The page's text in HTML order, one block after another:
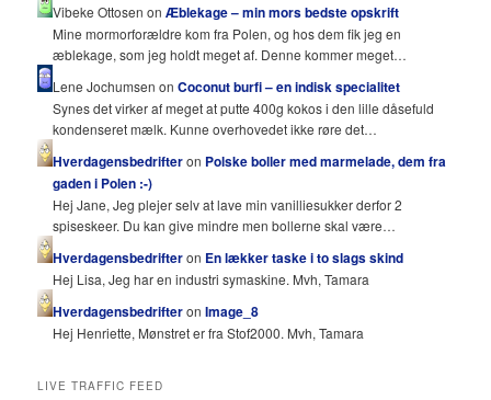
Vibeke Ottosen onÆblekage – min mors bedste opskrift
Mine mormorforældre kom fra Polen, og hos dem fik jeg en
æblekage, som jeg holdt meget af. Denne kommer meget…
Lene Jochumsen onCoconut burfi – en indisk specialitet
Synes det virker af meget at putte 400g kokos i den lille dåsefuld
kondenseret mælk. Kunne overhovedet ikke røre det…
Hverdagensbedrifteron Polske boller med marmelade, dem fra
gaden i Polen :-)
Hej Jane, Jeg plejer selv at lave min vanilliesukker derfor 2
spiseskeer. Du kan give mindre men bollerne skal være…
Hverdagensbedrifteron En lækker taske i to slags skind
Hej Lisa, Jeg har en industri symaskine. Mvh, Tamara
HverdagensbedrifteronImage_8
Hej Henriette, Mønstret er fra Stof2000. Mvh, Tamara
LIVE TRAFFIC FEED